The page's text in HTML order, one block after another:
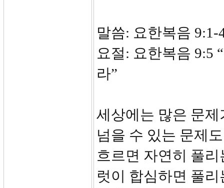
말씀: 요한복음 9:1-
요절: 요한복음 9:5
라”
세상에는 많은 문
넘을 수 있는 문제
흐르면 자연히 풀
럿이 합심하면 풀